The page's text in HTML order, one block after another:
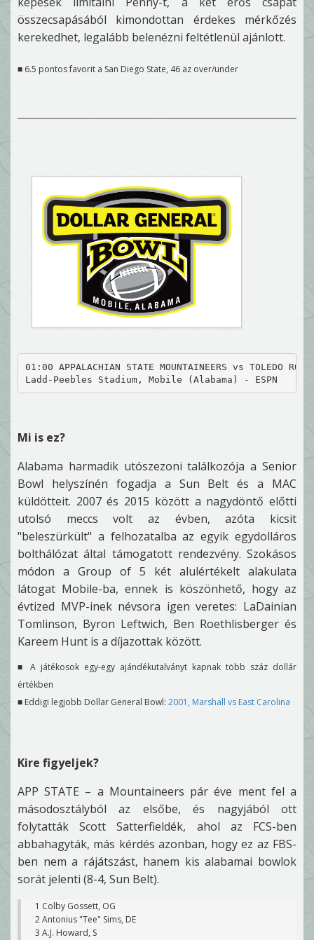
összecsapásából kimondottan érdekes mérkőzés
kerekedhet, legalább belenézni feltétlenül ajánlott.
■ 6.5 pontos favorit a San Diego State, 46 az over/under
01:00 APPALACHIAN STATE MOUNTAINEERS vs TOLEDO
Ladd-Peebles Stadium, Mobile (Alabama) - ESPN
Mi is ez?
Alabama harmadik utószezoni találkozója a Senior
Bowl helyszínén fogadja a Sun Belt és a MAC
küldötteit. 2007 és 2015 között a nagydöntő előtti
utolsó meccs volt az évben, azóta kicsit
"beleszürkült" a felhozatalba az egyik egydolláros
bolthálózat által támogatott rendezvény. Szokásos
módon a Group of 5 két alulértékelt alakulata
látogat Mobile-ba, ennek is köszönhető, hogy az
évtized MVP-inek névsora igen veretes: LaDainian
Tomlinson, Byron Leftwich, Ben Roethlisberger és
Kareem Hunt is a díjazottak között.
■ A játékosok egy-egy ajándékutalványt kapnak több száz dollár
értékben
■ Eddigi legjobb Dollar General Bowl: 2001, Marshall vs East Carolina
Kire figyeljek?
APP STATE – a Mountaineers pár éve ment fel a
másodosztályból az elsőbe, és nagyjából ott
folytatták Scott Satterfieldék, ahol az FCS-ben
abbahagyták, más kérdés azonban, hogy ez az FBS-
ben nem a rájátszást, hanem kis alabamai bowlok
sorát jelenti (8-4, Sun Belt).
1 Colby Gossett, OG
2 Antonius "Tee" Sims, DE
3 A.J. Howard, S